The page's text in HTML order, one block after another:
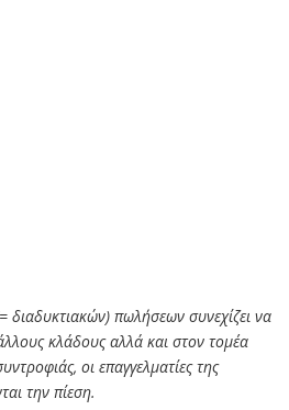
πωλήσεων συνεχίζει να
κλάδους αλλά και στον τομέα
οι επαγγελματίες της
την πίεση.